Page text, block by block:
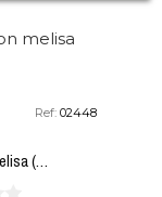
Ref: 02448
Infusion melisa (20 filtros) ARTEMIS 28 gr